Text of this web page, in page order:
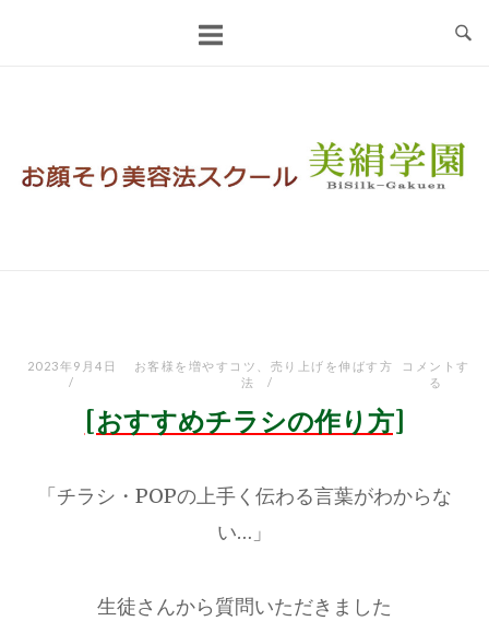
2023年9月4日 お客様を増やすコツ
売り上げを伸ばす方
法
コメントす
る
[おすすめチラシの作り方]
「チラシ・POPの上手く伝わる言葉がわからな
い…」
生徒さんから質問いただきました